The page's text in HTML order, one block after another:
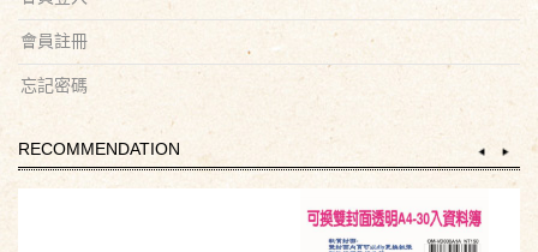
會員註冊
忘記密碼
RECOMMENDATION